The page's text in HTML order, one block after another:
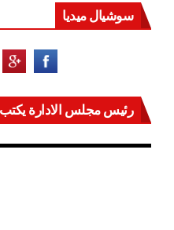
سوشيال ميديا
رئيس مجلس الادارة يكتب
مصر تعيد للعالم اتزانه